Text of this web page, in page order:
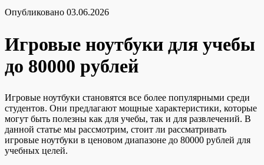
Опубликовано 03.06.2026
Игровые ноутбуки для учебы
до 80000 рублей
Игровые ноутбуки становятся все более популярными среди
студентов. Они предлагают мощные характеристики, которые
могут быть полезны как для учебы, так и для развлечений. В
данной статье мы рассмотрим, стоит ли рассматривать
игровые ноутбуки в ценовом диапазоне до 80000 рублей для
учебных целей.